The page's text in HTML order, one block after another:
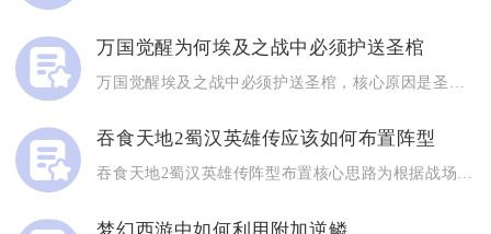
万国觉醒为何埃及之战中必须护送圣棺
吞食天地2蜀汉英雄传应该如何布置阵型
吞食天地2蜀汉英雄传阵型布置核心思路为根据战场场景与敌方阵型...